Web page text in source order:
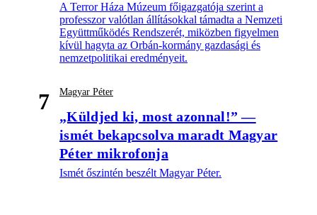
A Terror Háza Múzeum főigazgatója szerint a
professzor valótlan állításokkal támadta a Nemzeti
Együttműködés Rendszerét, miközben figyelmen
kívül hagyta az Orbán-kormány gazdasági és
nemzetpolitikai eredményeit.
7 Magyar Péter
„Küldjed ki, most azonnal!” —
ismét bekapcsolva maradt Magyar
Péter mikrofonja
Ismét őszintén beszélt Magyar Péter.